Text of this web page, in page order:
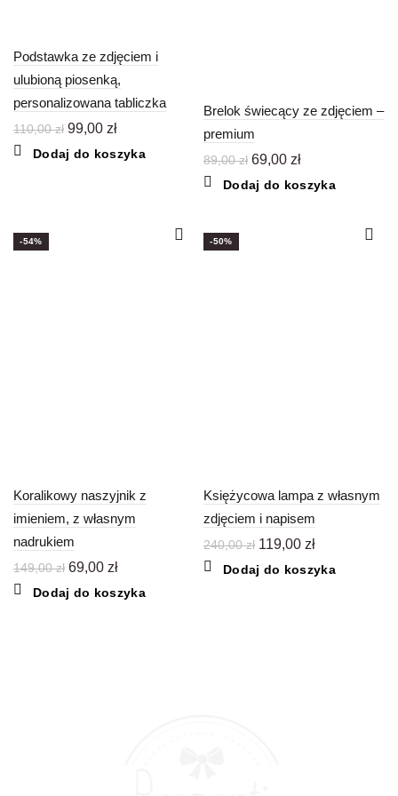
Podstawka ze zdjęciem i
ulubioną piosenką,
personalizowana tabliczka
110,00zł Pierwotna
wynosiła:
99,00 złAktualna
wynosi:
Dodaj do koszyka
Brelok świecący ze zdjęciem –
premium
89,00zł Pierwotna
wynosiła:
69,00 złAktualna
wynosi:
Dodaj do koszyka
-54%
Koralikowy naszyjnik z
imieniem, z własnym
nadrukiem
149,00zł Pierwotna
wynosiła:
69,00 złAktualna
wynosi:
Dodaj do koszyka
-50%
Księżycowa lampa z własnym
zdjęciem i napisem
240,00zł Pierwotna
wynosiła:
119,00 złAktualna
wynosi:
Dodaj do koszyka